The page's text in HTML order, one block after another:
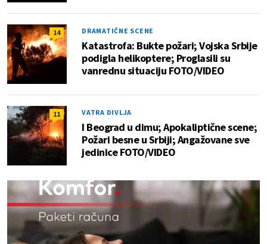
14 DRAMATIČNE SCENE
Katastrofa: Bukte požari; Vojska Srbije
podigla helikoptere; Proglasili su
vanrednu situaciju FOTO/VIDEO
11 VATRA DIVLJA
I Beograd u dimu; Apokaliptične scene;
Požari besne u Srbiji; Angažovane sve
jedinice FOTO/VIDEO